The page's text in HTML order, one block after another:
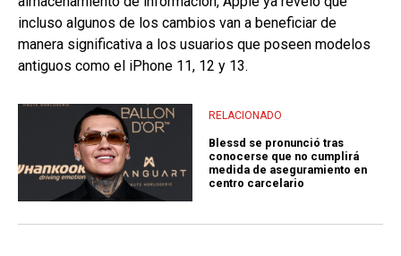
incluso algunos de los cambios van a beneficiar de
manera significativa a los usuarios que poseen modelos
antiguos como el iPhone 11, 12 y 13.
RELACIONADO
Blessd se pronunció tras
conocerse que no cumplirá
medida de aseguramiento en
centro carcelario